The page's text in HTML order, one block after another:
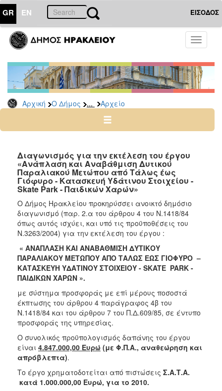
GR EN ΕΙΣΟΔΟΣ
Toggle
Αρχική Ο Δήμος ... Αρχείο
ΔΗΜΟΣ
Διακηρύξεις
-
Δημοπρασίες
Αρχείο
2025
2023
2022
2021
2020
2019
2018
2017
2016
2015
2013
ΤΟΠΟΣ
ΠΟΛΙΤΙΣΜΟΣ
Διαγωνισμός για την εκτέλεση του έργου
«Ανάπλαση και Αναβάθμιση Δυτικού
Παραλιακού Μετώπου από Τάλως έως
Γιόφυρο - Κατασκευή Υδάτινου Στοιχείου -
Skate Park - Παιδικών Χαρών»
Ο Δήμος Ηρακλείου προκηρύσσει ανοικτό δημόσιο
διαγωνισμό (παρ. 2.α του άρθρου 4 του Ν.1418/84
όπως αυτός ισχύει, και υπό τις προϋποθέσεις του
Ν.3263/2004) για την εκτέλεση του έργου :
« ΑΝΑΠΛΑΣΗ ΚΑΙ ΑΝΑΒΑΘΜΙΣΗ ΔΥΤΙΚΟΥ
ΠΑΡΑΛΙΑΚΟΥ ΜΕΤΩΠΟΥ ΑΠΟ ΤΑΛΩΣ ΕΩΣ ΓΙΟΦΥΡΟ –
ΚΑΤΑΣΚΕΥΗ ΥΔΑΤΙΝΟΥ ΣΤΟΙΧΕΙΟΥ - SKATE PARK -
ΠΑΙΔΙΚΩΝ ΧΑΡΩΝ ».
με σύστημα προσφοράς με επί μέρους ποσοστά
έκπτωσης του άρθρου 4 παράγραφος 4β του
Ν.1418/84 και του άρθρου 7 του Π.Δ.609/85, σε έντυπο
προσφοράς της υπηρεσίας.
Ο συνολικός προϋπολογισμός δαπάνης του έργου
είναι 4.847.000,00 Ευρώ (με Φ.Π.Α., αναθεώρηση και
απρόβλεπτα).
Το έργο χρηματοδοτείται από πιστώσεις Σ.Α.Τ.Α.
κατά 1.000.000,00 Ευρώ, για το 2010.